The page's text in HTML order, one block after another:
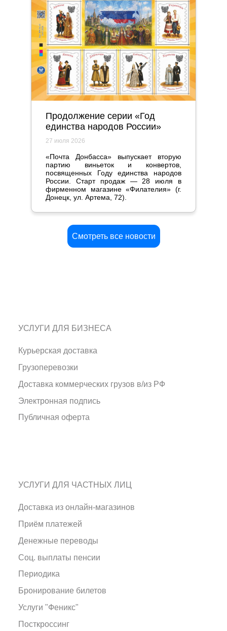
Продолжение серии «Год
единства народов России»
27 июля 2026
«Почта Донбасса» выпускает вторую
партию виньеток и конвертов,
посвященных Году единства народов
России. Старт продаж — 28 июля в
фирменном магазине «Филателия» (г.
Донецк, ул. Артема, 72).
Смотреть все новости
УСЛУГИ ДЛЯ БИЗНЕСА
Курьерская доставка
Грузоперевозки
Доставка коммерческих грузов в/из РФ
Электронная подпись
Публичная оферта
УСЛУГИ ДЛЯ ЧАСТНЫХ ЛИЦ
Доставка из онлайн-магазинов
Приём платежей
Денежные переводы
Соц. выплаты пенсии
Периодика
Бронирование билетов
Услуги "Феникс"
Посткроссинг